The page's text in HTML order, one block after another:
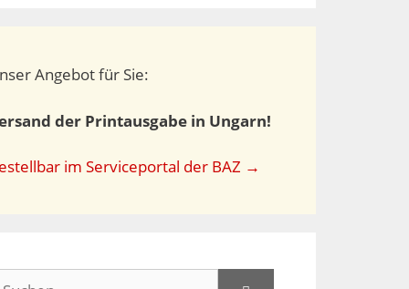
Angebot für Sie:
der Printausgabe in Ungarn!
im Serviceportal der BAZ →